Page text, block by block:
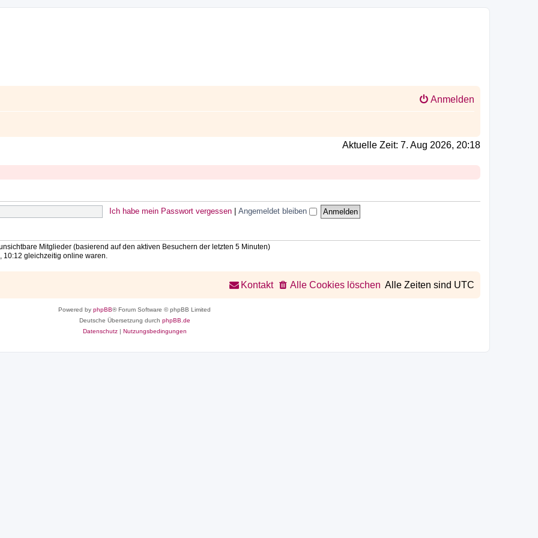
Anmelden
Aktuelle Zeit: 7. Aug 2026, 20:18
Ich habe mein Passwort vergessen Angemeldet bleiben
Mitglieder (basierend auf den aktiven Besuchern der letzten 5 Minuten)
10:12 gleichzeitig online waren.
Alle Zeiten sind UTC
Alle Cookies löschen
Kontakt
Powered by phpBB® Forum Software © phpBB Limited
Deutsche Übersetzung durch phpBB.de
Datenschutz| Nutzungsbedingungen